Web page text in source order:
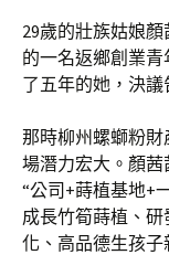
29歲的壯族姑娘
的一名返鄉創業
了五年的她，決議
那時柳州螺螄粉
場潛力宏大。顏
“公司+蒔植基地+
成長竹筍蒔植、
化、高品德生孩